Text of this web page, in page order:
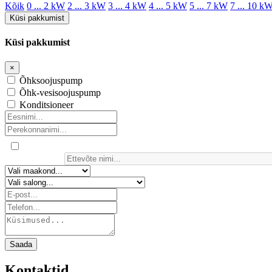
Kõik 0 ... 2 kW 2 ... 3 kW 3 ... 4 kW 4 ... 5 kW 5 ... 7 kW 7 ... 10
Küsi pakkumist
Küsi pakkumist
×
Õhksoojuspump
Õhk-vesisoojuspump
Konditsioneer
Saada